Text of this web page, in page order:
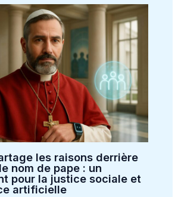
les raisons derrière
nom de pape : un
pour la justice sociale et
artificielle